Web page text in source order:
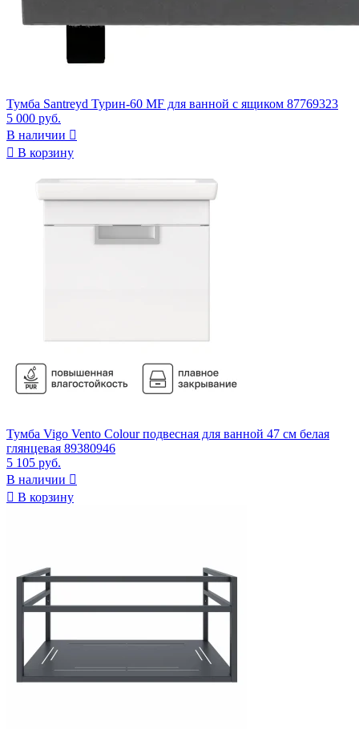
Тумба Santreyd Турин-60 MF для ванной с ящиком 87769323
5 000 руб.
В наличии 
 В корзину
Тумба Vigo Vento Colour подвесная для ванной 47 см белая
глянцевая 89380946
5 105 руб.
В наличии 
 В корзину